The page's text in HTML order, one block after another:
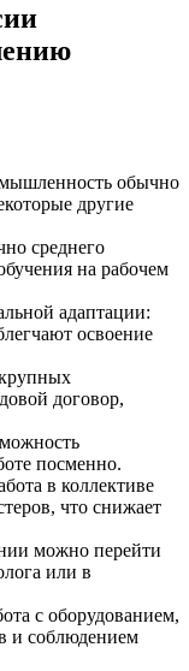
обычно
другие
среднего
на рабочем
адаптации:
освоение
договор,
посменно.
в коллективе
что снижает
можно перейти
или в
с оборудованием,
и соблюдением